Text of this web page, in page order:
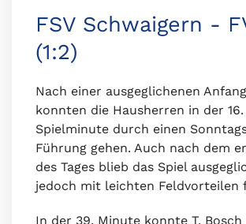
FSV Schwaigern -
(1:2)
Nach einer ausgeglichenen
konnten die Hausherren in der 16.
Spielminute durch einen
Führung gehen. Auch nach dem
des Tages blieb das Spiel
jedoch mit leichten Feldvorteilen
In der 39. Minute konnte T.